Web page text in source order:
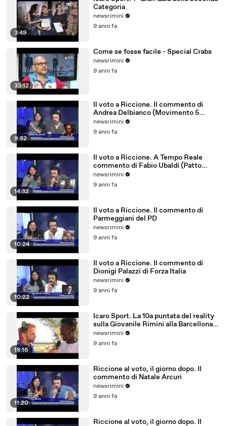
3:49
Categoria
newsrimini
9 anni fa
33:12
Come se fosse facile - Special Crabs
newsrimini
9 anni fa
9:52
Il voto a Riccione. Il commento di
Andrea Delbianco (Movimento 5
Stelle)
newsrimini
9 anni fa
14:32
Il voto a Riccione. A Tempo Reale
commento di Fabio Ubaldi (Patto
Civico Riccione)
newsrimini
9 anni fa
10:24
Il voto a Riccione. Il commento di
Parmeggiani del PD
newsrimini
9 anni fa
10:22
Il voto a Riccione. Il commento di
Dionigi Palazzi di Forza Italia
newsrimini
9 anni fa
18:16
Icaro Sport. La 10a puntata del reality
sulla Giovanile Rimini alla Barcellona
Professional Cup
newsrimini
9 anni fa
11:20
Riccione al voto, il giorno dopo. Il
commento di Natale Arcuri
newsrimini
9 anni fa
Riccione al voto, il giorno dopo. Il